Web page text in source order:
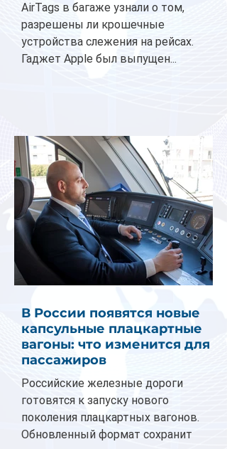
AirTags в багаже узнали о том,
разрешены ли крошечные
устройства слежения на рейсах.
Гаджет Apple был выпущен...
В России появятся новые
капсульные плацкартные
вагоны: что изменится для
пассажиров
Российские железные дороги
готовятся к запуску нового
поколения плацкартных вагонов.
Обновленный формат сохранит